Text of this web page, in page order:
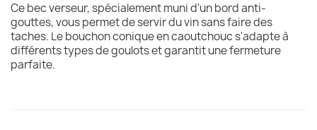
Ce bec verseur, spécialement muni d'un bord anti-
gouttes, vous permet de servir du vin sans faire des
taches. Le bouchon conique en caoutchouc s'adapte à
différents types de goulots et garantit une fermeture
parfaite.